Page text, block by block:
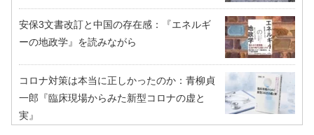
安保3文書改訂と中国の存在感：『エネルギ
ーの地政学』を読みながら
コロナ対策は本当に正しかったのか：青柳貞
一郎『臨床現場からみた新型コロナの虚と
実』